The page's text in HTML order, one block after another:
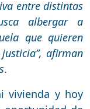
entre distintas
albergar a
que quieren
afirman
.
vivienda y hoy